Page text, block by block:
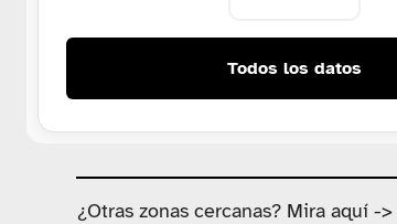
Todos los datos
¿Otras zonas cercanas? Mira aquí ->